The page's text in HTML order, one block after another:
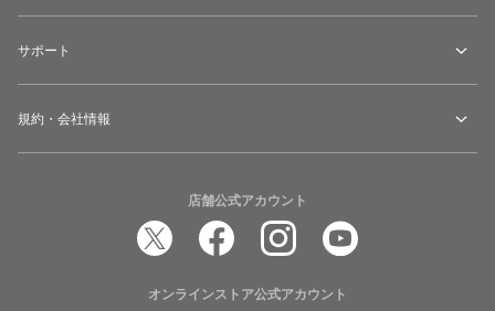
サポート
規約・会社情報
店舗公式アカウント
オンラインストア公式アカウント